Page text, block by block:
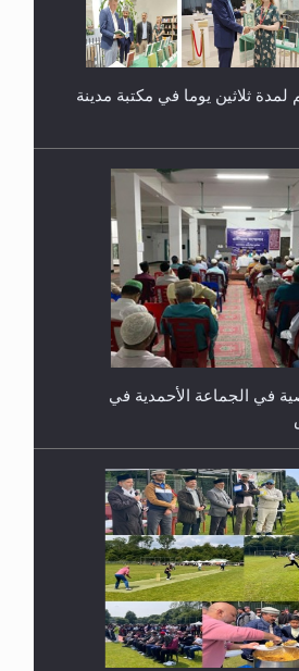
ثلاثين يوما في مكتبة مدينة
في الجماعة الأحمدية في
لمجلس أنصار الله في هولندا